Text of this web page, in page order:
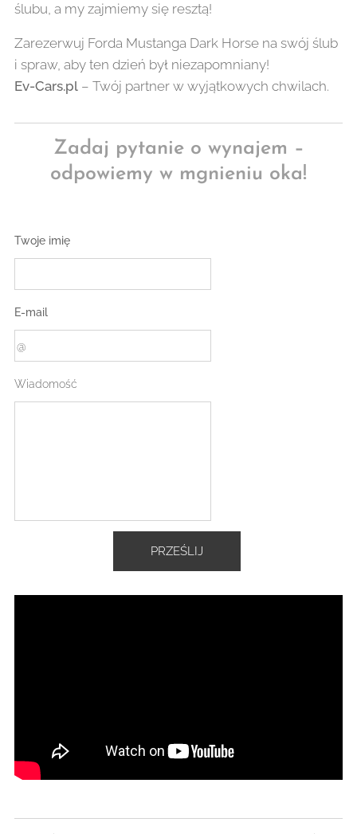
ślubu, a my zajmiemy się resztą!
Zarezerwuj Forda Mustanga Dark Horse na swój ślub
i spraw, aby ten dzień był niezapomniany!
Ev-Cars.pl – Twój partner w wyjątkowych chwilach.
Zadaj pytanie o wynajem –
odpowiemy w mgnieniu oka!
Twoje imię
E-mail
Wiadomość
PRZEŚLIJ